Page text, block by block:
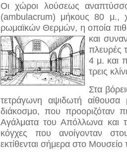
Οι χώροι λούσεως
(ambulacrum) μήκους 80 μ.,
ρωμαϊκών Θερμών, η οποία
και
πλευρές
4 μ. και
τρεις
Στα
τετράγωνη αψιδωτή αίθουσα
διάκοσμο, που προοριζόταν
Αγάλματα του Απόλλωνα και
κόγχες που ανοίγονταν
εκτίθενται σήμερα στο